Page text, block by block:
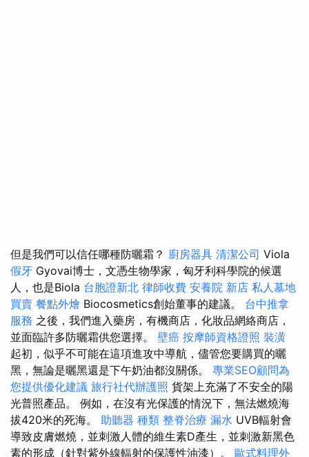
但是我們可以信任哪種防曬霜？ 廚房器具 清潔公司 Viola
假牙 Gyovai博士，文憑生物學家，匈牙利科學院的候選
人，也是Biola 台胞證新北 律師收費 安養院 新店 私人墓地
買賣 餐點外燴 Biocosmetics創始董事的建議。 台中推拿
服務 之後，我們進入藥房，有機商店，化妝品網絡商店，
並面臨許多防曬霜供您選擇。 壁癌 按摩師資格證照 裝潢
起初，似乎不可能在這項進攻中導航，儘管您要購買的曬
黑，無論是曬黑還是下午奶油都沒關係。 專業SEO顧問為
您提供優化建議 旅行社代辦護照 貨架上充滿了不安全的陽
光普照產品。 例如，在沒有光保護的情況下，無法燃燒海
拔420米的死海。 助聽器 種類 整脊治療 漏水 UVB輻射會
導致皮膚燃燒，並刺激人體的維生素D產生，並刺激新黑色
素的形成（針對紫外線輻射的保護性油漆）。 歐式料理外